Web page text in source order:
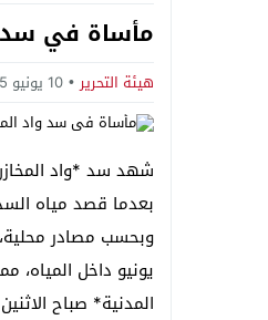
Next
مأساة في سد
هيئة التحرير 10 يونيو 2025
بعدما قصد مياه
يونيو داخل المياه،
المدنية* صباح الاثنين 9 يونيو من العثور عليه *جثة هامدة*.